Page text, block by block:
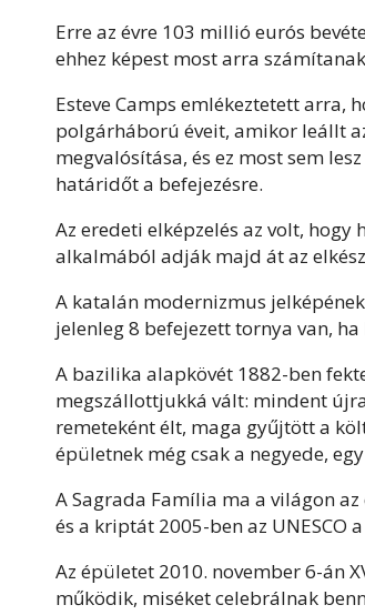
Erre az évre 103 millió eurós
ehhez képest most arra
Esteve Camps emlékeztetett arra,
polgárháború éveit, amikor leállt
megvalósítása, és ez most sem
határidőt a befejezésre.
Az eredeti elképzelés az volt,
alkalmából adják majd át az
A katalán modernizmus
jelenleg 8 befejezett tornya van,
A bazilika alapkövét 1882-ben
megszállottjukká vált: mindent
remeteként élt, maga gyűjtött a
épületnek még csak a negyede,
A Sagrada Família ma a világon
és a kriptát 2005-ben az UNESCO
Az épületet 2010. november 6-án
működik, miséket celebrálnak